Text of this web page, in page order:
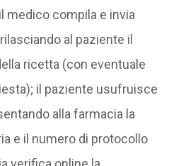
medico compila e invia
al paziente il
ricetta (con eventuale
il paziente usufruisce
alla farmacia la
e il numero di protocollo